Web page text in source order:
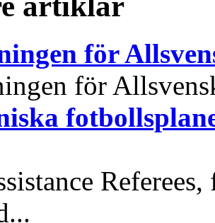
för
för